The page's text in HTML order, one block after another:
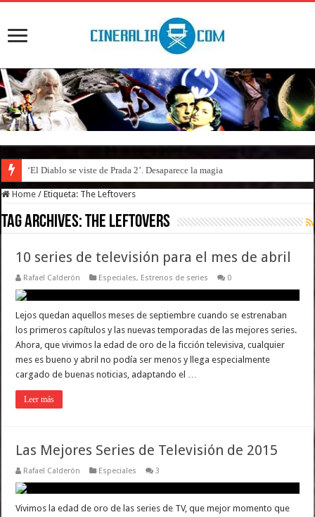
‘El Diablo se viste de Prada 2’. Desaparece la magia
Home / Etiqueta: The Leftovers
Tag Archives:The Leftovers
10 series de televisión para el mes de abril
Rafael Calderón Especiales, Estrenos de series 0
Lejos quedan aquellos meses de septiembre cuando se estrenaban
los primeros capítulos y las nuevas temporadas de las mejores series.
Ahora, que vivimos la edad de oro de la ficción televisiva, cualquier
mes es bueno y abril no podía ser menos y llega especialmente
cargado de buenas noticias, adaptando el …
Leer más
Las Mejores Series de Televisión de 2015
Rafael Calderón Especiales 3
Vivimos la edad de oro de las series de TV, que mejor momento que